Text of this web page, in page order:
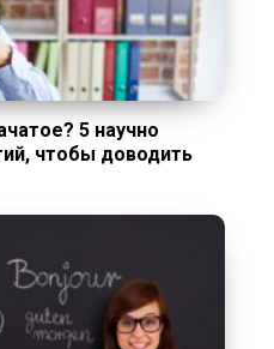
5 научно
чтобы доводить